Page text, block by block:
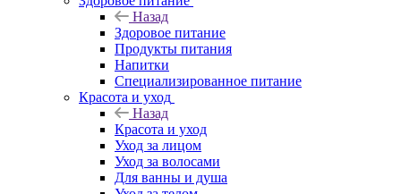
Назад
Здоровое питание
Продукты питания
Напитки
Специализированное питание
Красота и уход
Назад
Красота и уход
Уход за лицом
Уход за волосами
Для ванны и душа